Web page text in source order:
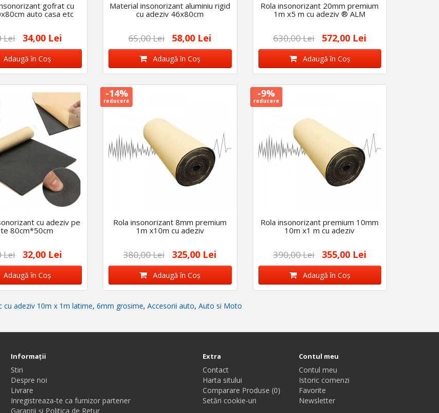
gofrat cu
auto casa etc
Lei 34,00 Lei
în Coş
Material insonorizant aluminiu rigid
cu adeziv 46x80cm
65,00 Lei 58,00 Lei
Adaugă în Coş
Rola insonorizant 20mm premium
1m x5 m cu adeziv ® ALM
630,00 Lei 572,00 Lei
Adaugă în Coş
cu adeziv pe
80cm*50cm
Lei 32,00 Lei
în Coş
-14%
reducere
Rola insonorizant 8mm premium
1m x10m cu adeziv
380,00 Lei 325,00 Lei
Adaugă în Coş
-9%
reducere
Rola insonorizant premium 10mm
10m x1 m cu adeziv
390,00 Lei 355,00 Lei
Adaugă în Coş
cu adeziv 10m x 1m latime, 6mm grosime, Accesorii auto, Auto si Moto
Informaţii
Stiri
Despre noi
Livrare
Inregistreaza-te ca furnizor partener
Garanții și Politica de Retur
Extra
Contact
Harta sitului
Comparare Produse (0)
Setări cookie-uri
Contul meu
Contul meu
Istoric comenzi
Favorite
Newsletter